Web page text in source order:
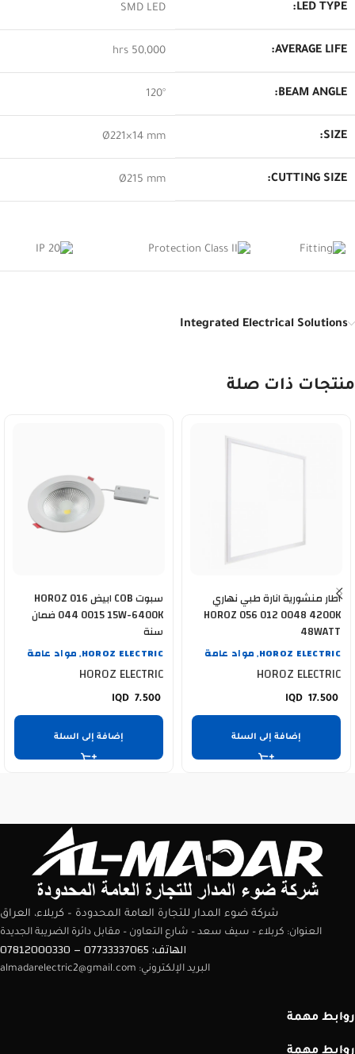
LED TYPE:
SMD LED
AVERAGE LIFE:
50,000 hrs
BEAM ANGLE:
120°
SIZE:
Ø221×14 mm
CUTTING SIZE:
Ø215 mm
Integrated Electrical Solutions
منتجات ذات صلة
اطار منشورية انارة طبي نهاري
HOROZ 056 012 0048 4200K
48WATT
HOROZ ELECTRIC
, مواد عامة
HOROZ ELECTRIC
17.500
إضافة إلى السلة
سبوت COB ابيض HOROZ 016
044 0015 15W-6400K ضمان
سنة
HOROZ ELECTRIC
, مواد عامة
HOROZ ELECTRIC
7.500
إضافة إلى السلة
شركة ضوء المدار للتجارة العامة المحدودة – كربلاء، العراق
العنوان: كربلاء – سيف سعد – شارع التعاون – مقابل دائرة الضريبة الجديدة
الهاتف: 07733337065 – 07812000330
البريد الإلكتروني: almadarelectric2@gmail.com
روابط مهمة
روابط مهمة